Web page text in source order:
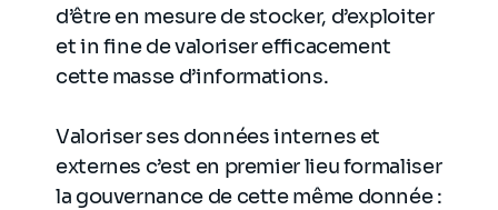
d’être en mesure de stocker, d’exploiter
et in fine de valoriser efficacement
cette masse d’informations.
Valoriser ses données internes et
externes c’est en premier lieu formaliser
la gouvernance de cette même donnée :